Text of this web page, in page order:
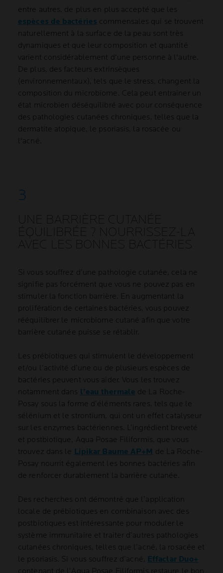
entre autres, de plus en plus accepté que les
espèces de bactéries commensales qui se trouvent
naturellement à la surface de la peau sont très
dynamiques et que leur composition et quantité
varient considérablement d'une personne à l'autre.
De plus, des facteurs extrinsèques
(environnementaux), tels que le stress, changent la
composition du microbiome. Cela peut entrainer un
état microbien déséquilibré avec pour conséquence
des pathologies cutanées chroniques, telles que la
dermatite atopique, le psoriasis, la rosacée ou
l'acné.
UNE BARRIÈRE CUTANÉE
ÉQUILIBRÉE ? NOURRISSEZ-LA
AVEC LES BONNES BACTÉRIES
Si vous souffrez d’une pathologie cutanée, cela ne
signifie pas forcément que vous ne pouvez pas en
stimuler la fonction barrière. En augmentant la
prolifération de certaines bactéries, vous pouvez
rééquilibrer le microbiome cutané afin que votre
barrière cutanée puisse se rétablir.
Les prébiotiques qui stimulent le développement
et/ou l’activité d’une ou de plusieurs espèces de
bactéries peuvent vous aider. Vous les trouvez
notamment dans l’eau thermale de La Roche-
Posay sous la forme d’éléments rares, tels que le
sélénium et le strontium, qui ont un effet catalyseur
sur les enzymes bactériennes. L’ingrédient breveté
et postbiotique, Aqua Posae Filiformis, que vous
trouvez dans le Lipikar Baume AP+M de La Roche-
Posay nourrit également les bonnes bactéries afin
de renforcer durablement la barrière cutanée.
Des recherches ont démontré que l’application
locale de prébiotiques en combinaison avec des
postbiotiques est intéressante pour moduler le
système immunitaire et traiter d’autres pathologies
cutanées chroniques, telles que l’acné, la rosacée et
le psoriasis. Si vous souffrez d’acné,
Effaclar Duo+